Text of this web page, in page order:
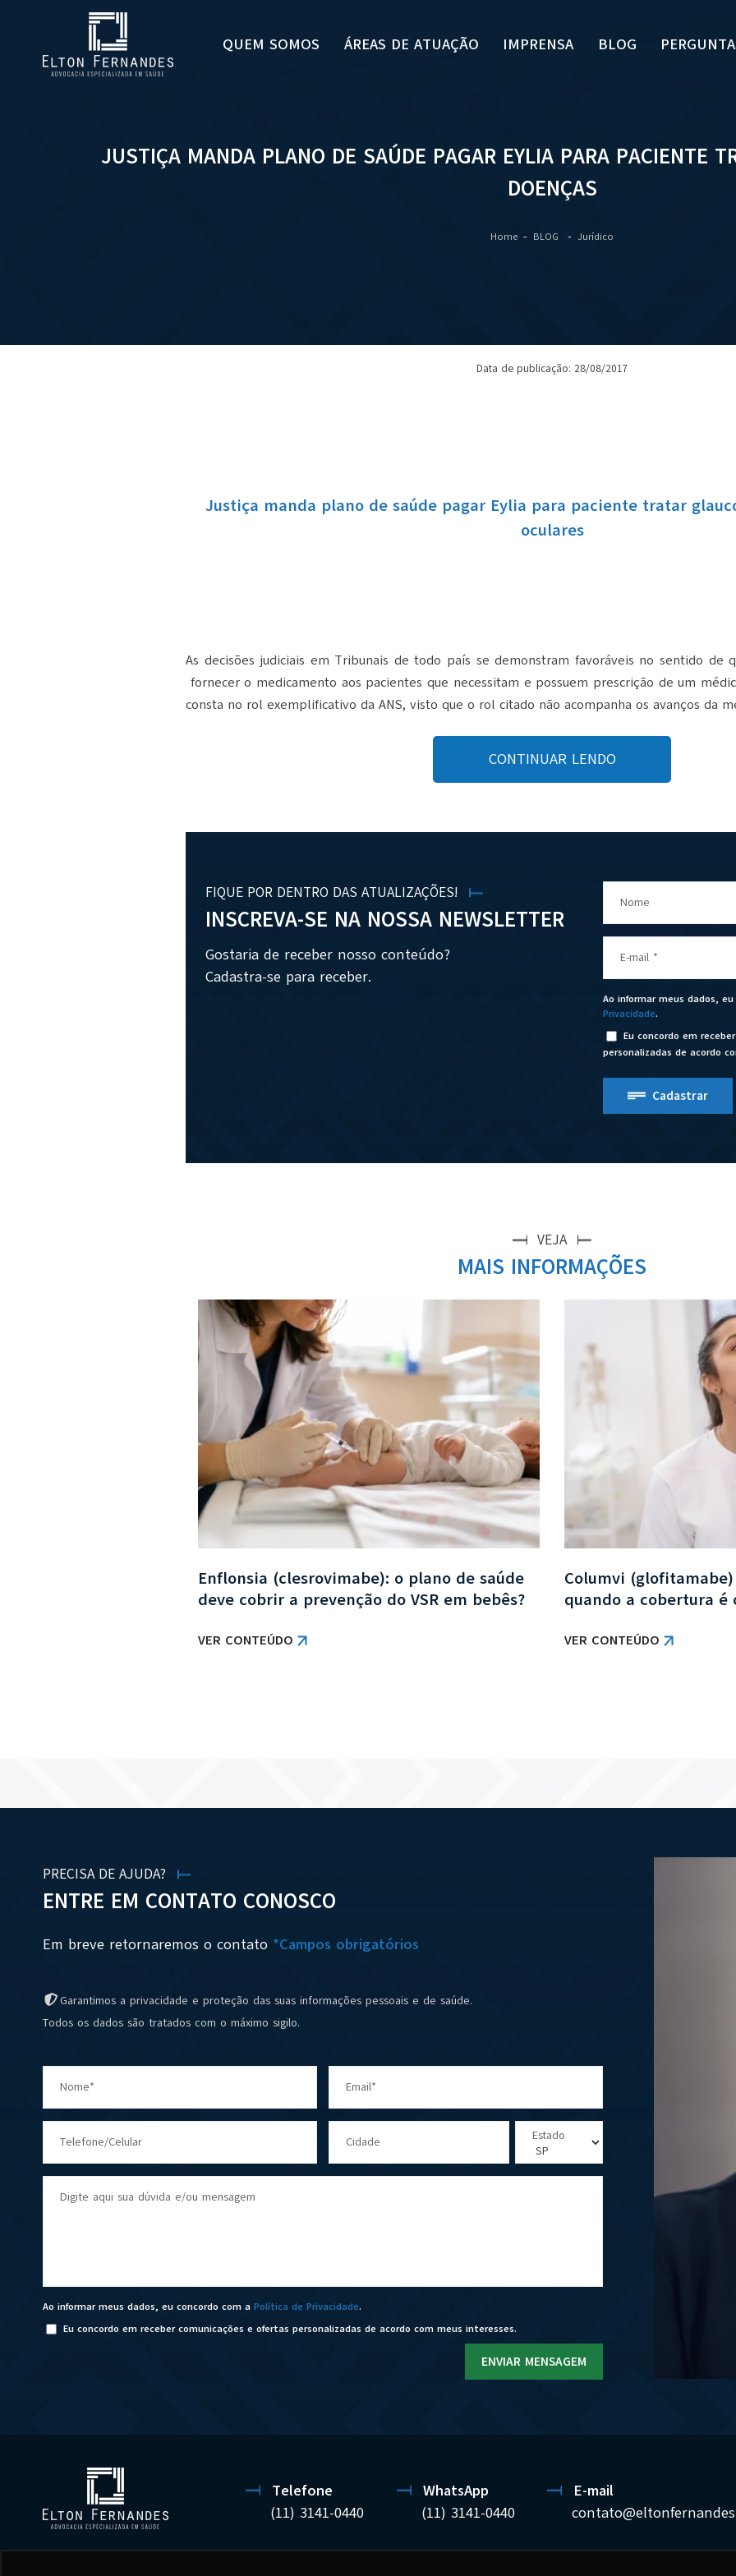
QUEM SOMOS ÁREAS DE ATUAÇÃO IMPRENSA BLOG
JUSTIÇA MANDA PLANO DE SAÚDE PAGAR EYLIA PARA PACIENTE
DOENÇAS
Home BLOG Jurídico
Data de publicação: 28/08/2017
Justiça manda plano de saúde pagar Eylia para paciente tratar
oculares
As decisões judiciais em Tribunais de todo país se demonstram favoráveis no sentido de
fornecer o medicamento aos pacientes que necessitam e possuem prescrição de um
consta no rol exemplificativo da ANS, visto que o rol citado não acompanha os avanços da
CONTINUAR LENDO
FIQUE POR DENTRO DAS ATUALIZAÇÕES!
INSCREVA-SE NA NOSSA NEWSLETTER
Gostaria de receber nosso conteúdo?
Cadastra-se para receber.
Nome
E-mail *
Ao informar meus dados,
Privacidade.
Eu concordo em
personalizadas de acordo
Cadastrar
VEJA
MAIS INFORMAÇÕES
Enflonsia (clesrovimabe): o plano de saúde
deve cobrir a prevenção do VSR em bebês?
VER CONTEÚDO
Columvi
quando a cobertura é
VER CONTEÚDO
PRECISA DE AJUDA?
ENTRE EM CONTATO CONOSCO
Em breve retornaremos o contato *Campos obrigatórios
Garantimos a privacidade e proteção das suas informações pessoais e de saúde.
Todos os dados são tratados com o máximo sigilo.
Nome* Email*
Telefone/Celular Cidade Estado
Digite aqui sua dúvida e/ou mensagem
Ao informar meus dados, eu concordo com a Política de Privacidade.
Eu concordo em receber comunicações e ofertas personalizadas de acordo com meus interesses.
ENVIAR MENSAGEM
Telefone
(11) 3141-0440
WhatsApp
(11) 3141-0440
E-mail